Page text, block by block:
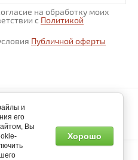
на обработку моих
с Политикой
Публичной оферты
права защищены.
и
его
Вы
Хорошо